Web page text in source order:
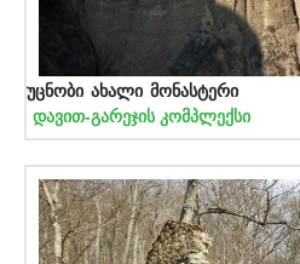
უცნობი ახალი მონასტერი
დავით-გარეჯის კომპლექსი